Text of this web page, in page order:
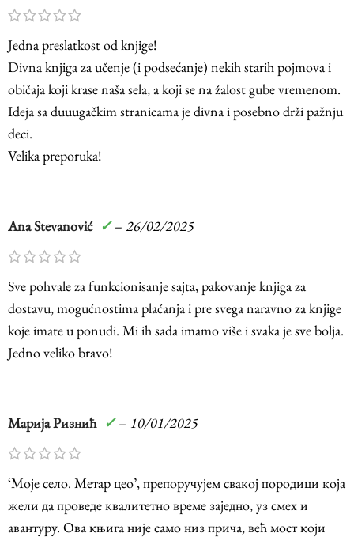
Jedna preslatkost od knjige!
Divna knjiga za učenje (i podsećanje) nekih starih pojmova i
običaja koji krase naša sela, a koji se na žalost gube vremenom.
Ideja sa duuugačkim stranicama je divna i posebno drži pažnju
deci.
Velika preporuka!
Ana Stevanović ✓ – 26/02/2025
Sve pohvale za funkcionisanje sajta, pakovanje knjiga za
dostavu, mogućnostima plaćanja i pre svega naravno za knjige
koje imate u ponudi. Mi ih sada imamo više i svaka je sve bolja.
Jedno veliko bravo!
Марија Ризнић ✓ – 10/01/2025
‘Моје село. Mетар цео’, препоручујем свакој породици која
жели да проведе квалитетно време заједно, уз смех и
авантуру. Ова књига није само низ прича, већ мост који